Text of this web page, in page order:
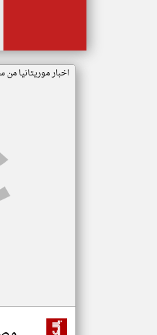
اخبار موريتانيا